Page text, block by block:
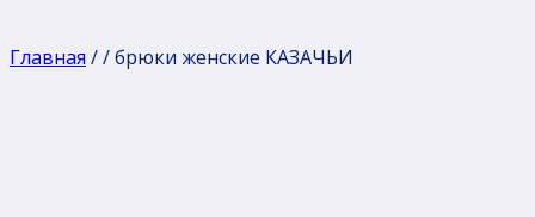
Главная //брюки женские КАЗАЧЬИ